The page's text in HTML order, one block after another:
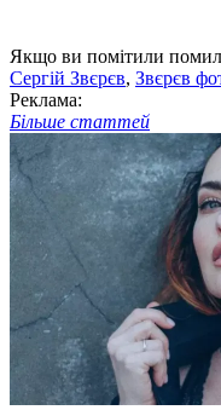
Якщо ви помітили
Сергій Звєрєв, Звєрєв
Реклама:
Більше статтей